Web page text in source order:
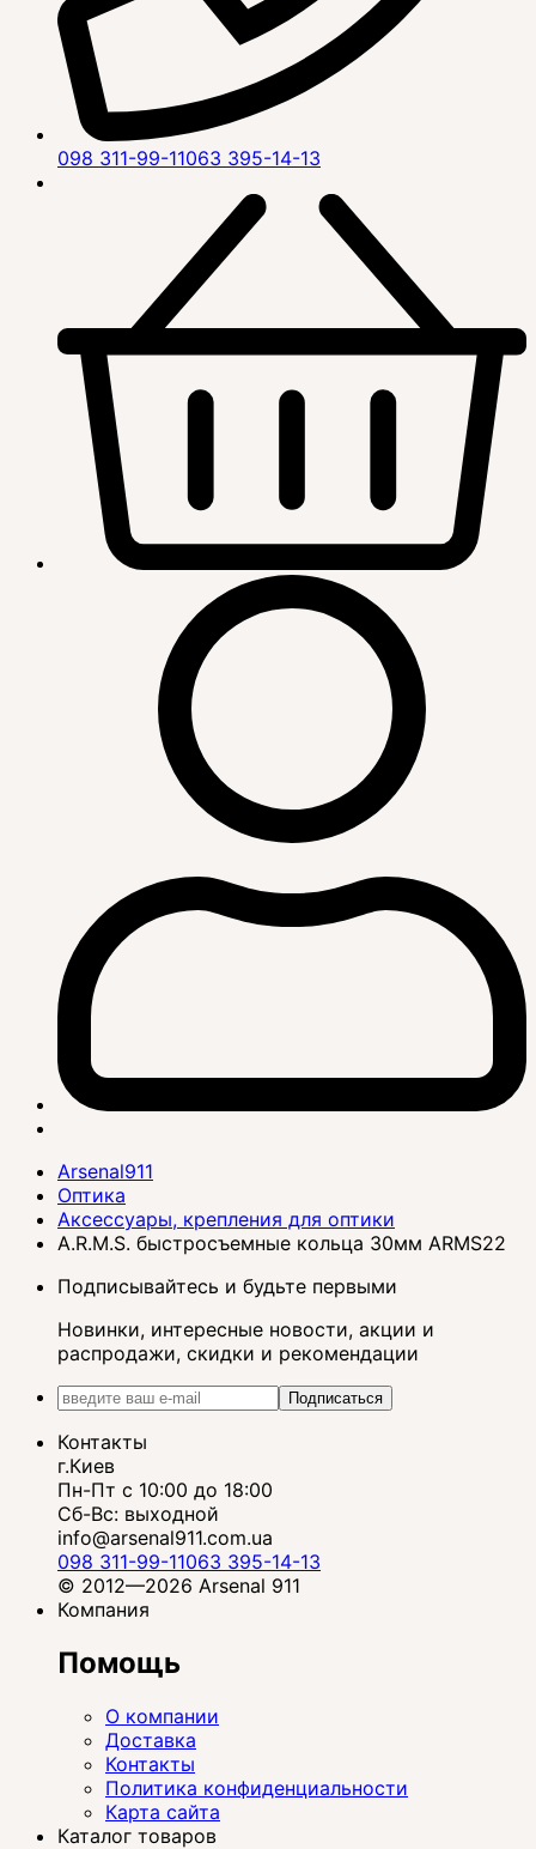
098 311-99-11063 395-14-13
Arsenal911
Оптика
Аксессуары, крепления для оптики
A.R.M.S. быстросъемные кольца 30мм ARMS22
Подписывайтесь и будьте первыми
Новинки, интересные новости, акции и
распродажи, скидки и рекомендации
Подписаться
Контакты
г.Киев
Пн-Пт с 10:00 до 18:00
Сб-Вс: выходной
info@arsenal911.com.ua
098 311-99-11063 395-14-13
© 2012—2026 Arsenal 911
Компания
Помощь
О компании
Доставка
Контакты
Политика конфиденциальности
Карта сайта
Каталог товаров